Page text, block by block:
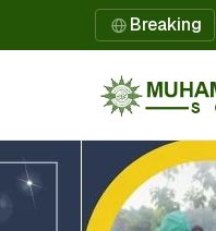
Breaking